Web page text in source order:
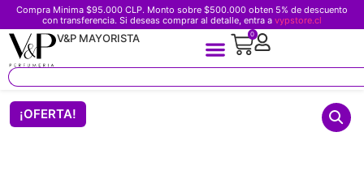
Compra Minima $95.000 CLP. Monto sobre $500.000 obten 5% de descuento
con transferencia. Si deseas comprar al detalle, entra a vypstore.cl
V&P MAYORISTA 0
¡OFERTA!